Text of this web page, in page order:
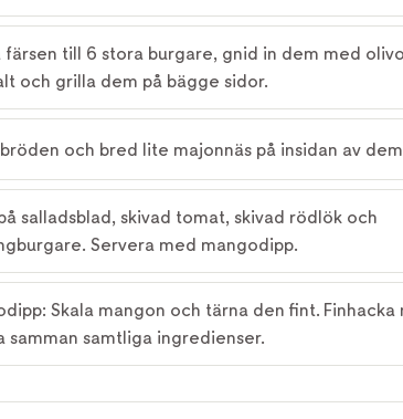
färsen till 6 stora burgare, gnid in dem med
och grilla dem på bägge sidor.
och bred lite majonnäs på insidan av
salladsblad, skivad tomat, skivad rödlök och
Servera med mangodipp.
Skala mangon och tärna den fint. Finhacka
samman samtliga ingredienser.